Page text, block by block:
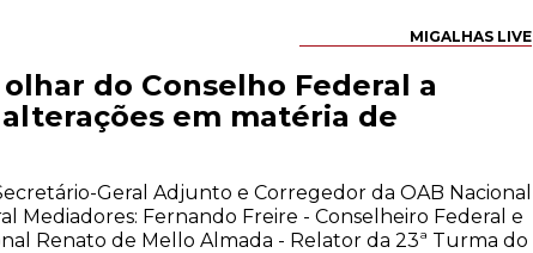
MIGALHAS LIVE
do Conselho Federal a
em matéria de
Geral Adjunto e Corregedor da OAB Nacional
Mediadores: Fernando Freire - Conselheiro Federal e
Renato de Mello Almada - Relator da 23ª Turma do